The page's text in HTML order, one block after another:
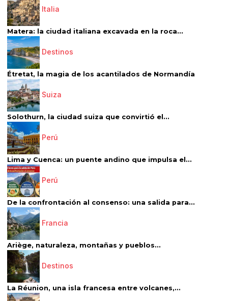
Italia
Matera: la ciudad italiana excavada en la roca...
Destinos
Étretat, la magia de los acantilados de Normandía
Suiza
Solothurn, la ciudad suiza que convirtió el...
Perú
Lima y Cuenca: un puente andino que impulsa el...
Perú
De la confrontación al consenso: una salida para...
Francia
Ariège, naturaleza, montañas y pueblos...
Destinos
La Réunion, una isla francesa entre volcanes,...